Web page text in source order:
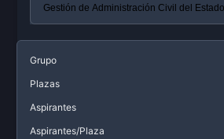
Grupo
Plazas
Aspirantes
Aspirantes/Plaza